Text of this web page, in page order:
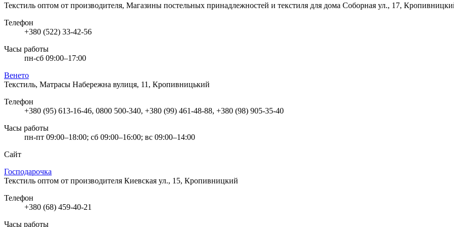
Текстиль оптом от производителя, Магазины постельных принадлежностей и текстиля для дома Соборная ул., 17,
Телефон
+380 (522) 33-42-56
Часы работы
пн-сб 09:00–17:00
Венето
Текстиль, Матрасы Набережна вулиця, 11, Кропивницький
Телефон
+380 (95) 613-16-46, 0800 500-340, +380 (99) 461-48-88, +380 (98) 905-35-40
Часы работы
пн-пт 09:00–18:00; сб 09:00–16:00; вс 09:00–14:00
Сайт
Господарочка
Текстиль оптом от производителя Киевская ул., 15, Кропивницкий
Телефон
+380 (68) 459-40-21
Часы работы